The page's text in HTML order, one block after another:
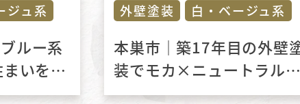
ジュ系
ルー系
いを外
一新！
外壁塗装 白・ベージュ系
本巣市｜築17年目の外壁
装でモカ×ニュートラルホ
ワイトの上品リフォーム